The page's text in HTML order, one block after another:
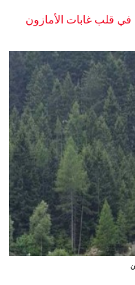
قلب غابات الأمازون